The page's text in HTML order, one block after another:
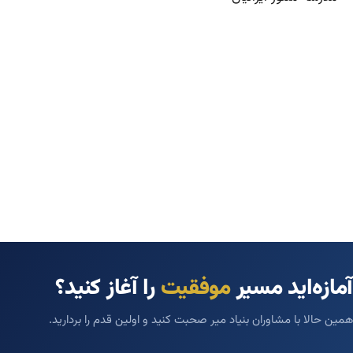
آمازه‌اید مسیرموفقیترا آغاز کنید؟
همین حالا با مشاوران بنیاد میر صحبت کنید و اولین قدم را بردارید.